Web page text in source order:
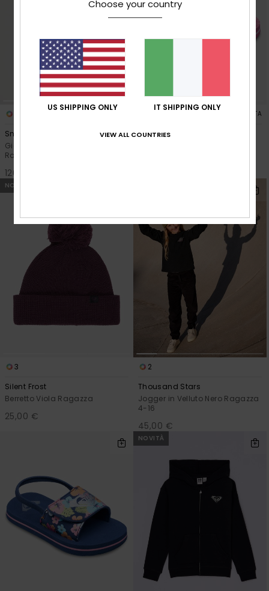
Snowflare 10K
Giacca da snow imbottita Nero
Ragazza 8-16
120,00 €
FIBRA RICICLATA
Tw Finn
NOVITÀ
3
Silent Frost
Berretto Viola Ragazza
25,00 €
2
Thousand Stars
Jogger in Velluto Nero Ragazza
4-16
45,00 €
NOVITÀ
Choose your country
US SHIPPING ONLY IT SHIPPING ONLY
VIEW ALL COUNTRIES